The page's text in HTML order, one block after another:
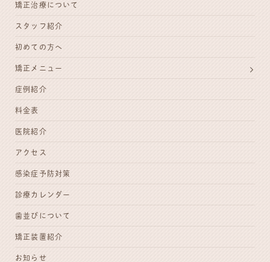
矯正治療について
スタッフ紹介
初めての方へ
矯正メニュー
症例紹介
料金表
医院紹介
アクセス
感染症予防対策
診療カレンダー
歯並びについて
矯正装置紹介
お知らせ